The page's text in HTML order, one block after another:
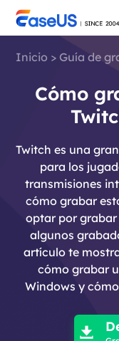
Inicio > Guía de
Cómo
Twitch es una
para los
transmisiones
cómo grabar
optar por grabar
algunos
artículo te
cómo grabar
Windows y

